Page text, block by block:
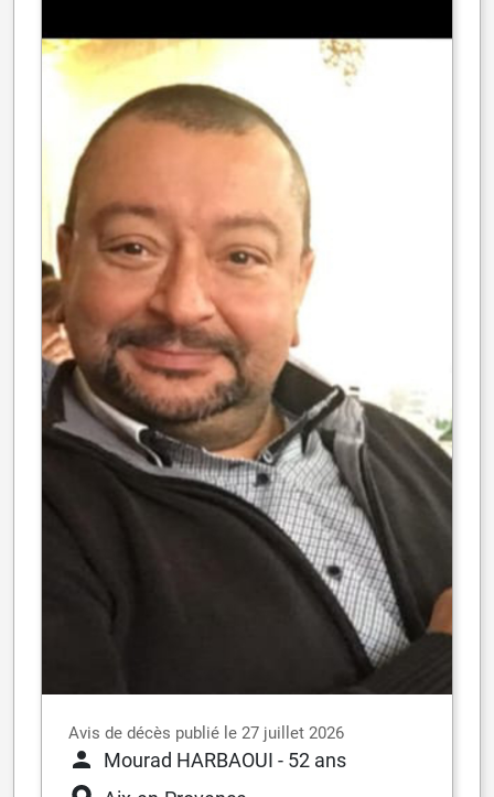
Avis de décès publié le 27 juillet 2026
Mourad HARBAOUI - 52 ans